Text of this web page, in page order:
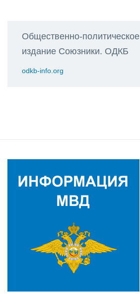
Общественно-политическое
издание Союзники. ОДКБ
odkb-info.org